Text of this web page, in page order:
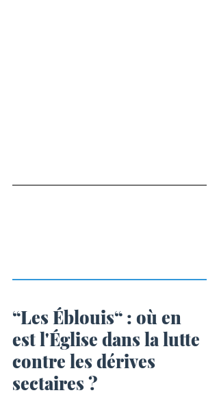
“Les Éblouis“ : où en
est l'Église dans la lutte
contre les dérives
sectaires ?